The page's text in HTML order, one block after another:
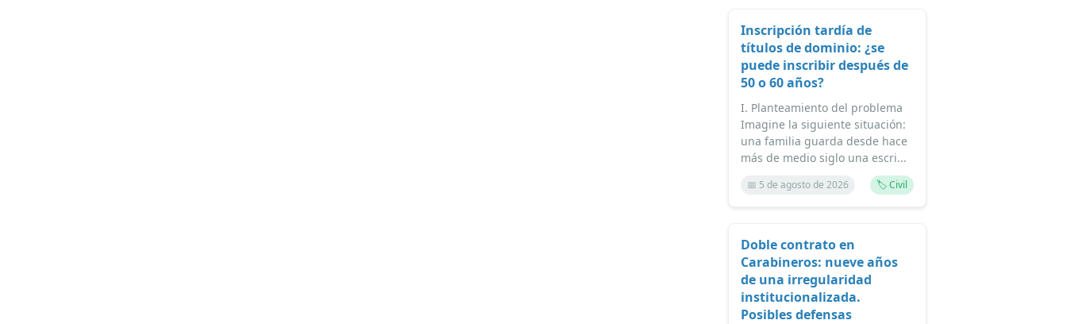
Inscripción tardía de
títulos de dominio: ¿se
puede inscribir después de
50 o 60 años?
I. Planteamiento del problema
Imagine la siguiente situación:
una familia guarda desde hace
más de medio siglo una escri...
📅 5 de agosto de 2026 🏷️ Civil
Doble contrato en
Carabineros: nueve años
de una irregularidad
institucionalizada.
Posibles defensas